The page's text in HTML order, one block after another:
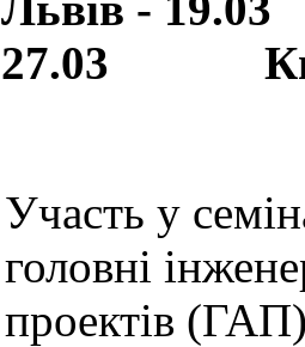
27.03
Участь у
головні
проектів